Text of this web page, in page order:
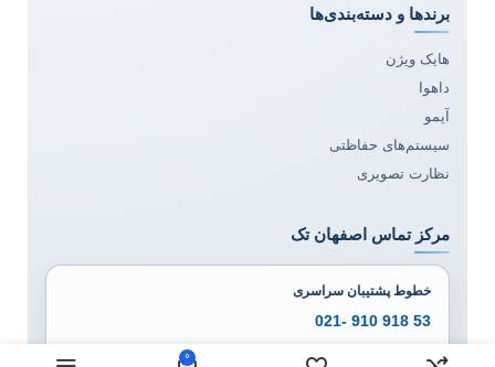
برندها و دسته‌بندی‌ها
هایک ویژن
داهوا
آیمو
سیستم‌های حفاظتی
نظارت تصویری
مرکز تماس اصفهان تک
خطوط پشتیبان سراسری
53 918 910 -021
54 918 910 -021
0